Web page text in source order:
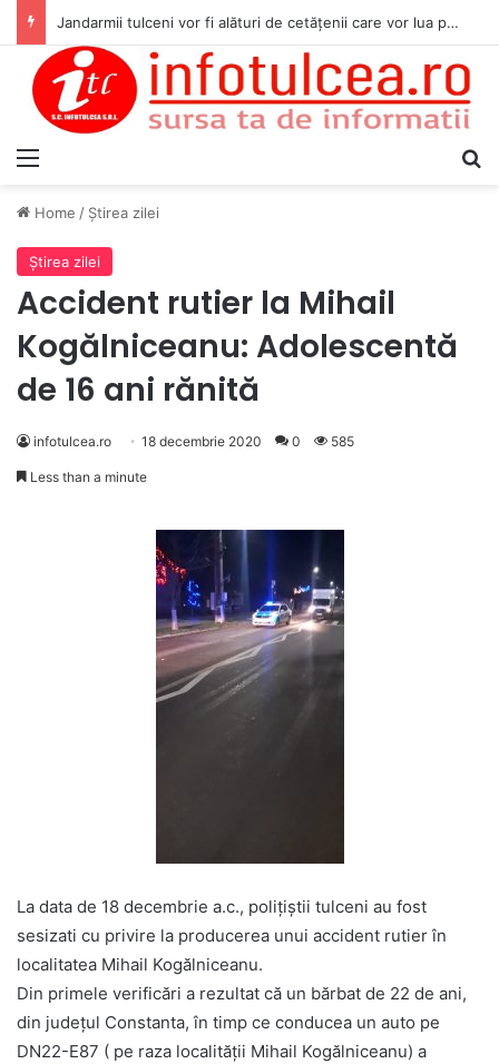
Jandarmii tulceni vor fi alături de cetățenii care vor lua parte la Festivalul Folk Țestos
Home / Ştirea zilei
Ştirea zilei
Accident rutier la Mihail
Kogălniceanu: Adolescentă
de 16 ani rănită
infotulcea.ro 18 decembrie 2020 0 585
Less than a minute
La data de 18 decembrie a.c., polițiștii tulceni au fost
sesizati cu privire la producerea unui accident rutier în
localitatea Mihail Kogălniceanu.
Din primele verificări a rezultat că un bărbat de 22 de ani,
din județul Constanta, în timp ce conducea un auto pe
DN22-E87 ( pe raza localității Mihail Kogălniceanu) a